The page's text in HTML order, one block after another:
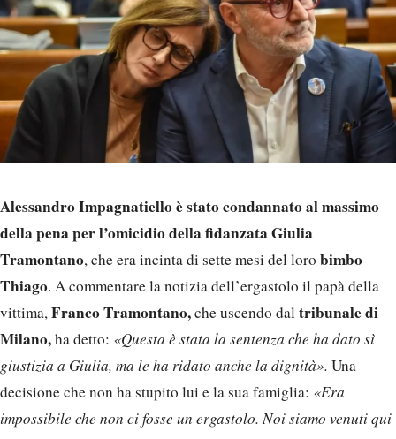
Alessandro Impagnatiello è stato condannato al massimo
della pena per l’omicidio della fidanzata Giulia
Tramontano, che era incinta di sette mesi del loro bimbo
Thiago. A commentare la notizia dell’ergastolo il papà della
vittima,Franco Tramontano,che uscendo daltribunale di
Milano,ha detto: «Questa è stata la sentenza che ha dato sì
giustizia a Giulia, ma le ha ridato anche la dignità». Una
decisione che non ha stupito lui e la sua famiglia: «Era
impossibile che non ci fosse un ergastolo. Noi siamo venuti qui